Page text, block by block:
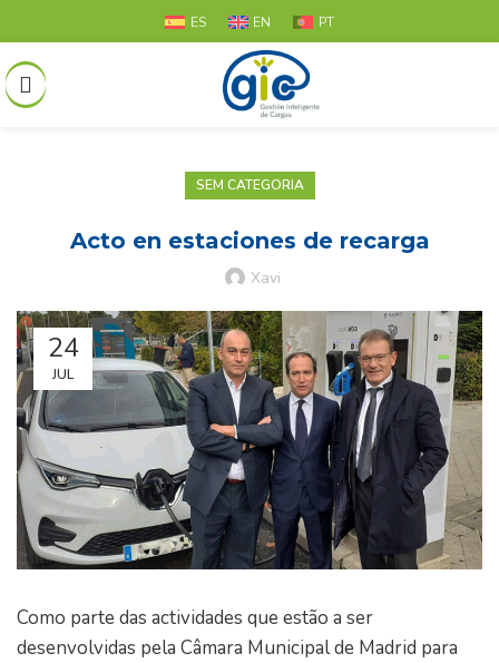
ES EN PT
SEM CATEGORIA
Acto en estaciones de recarga
Xavi
24
JUL
Como parte das actividades que estão a ser
desenvolvidas pela Câmara Municipal de Madrid para